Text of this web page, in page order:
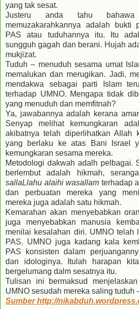
yang tak sesat.
Justeru anda tahu
memuzakarahkannya adalah bukti
PAS atau tuduhannya itu. Itu
sungguh gagah dan berani. Hujah
mukjizat.
Tuduh – menuduh sesama umat
memalukan dan merugikan. Jadi,
mendakwa sebagai parti Islam
terhadap UMNO. Mengapa tidak
yang menuduh dan memfitnah?
Ya, jawabannya adalah kerana
Senyap melihat kemungkaran
akibatnya telah diperlihatkan Allah
yang berlaku ke atas Bani Israel
kemungkaran sesama mereka.
Metodologi dakwah adalh pelbagai.
berlembut adalah hikmah,
sallaLlahu alaihi wasallam terhadap
dan perbuatan mereka yang
mereka juga adalah satu hikmah.
Kemarahan akan menyebabkan
juga menyebabkan manusia
menilai kesalahan diri. UMNO telah
PAS. UMNO juga kadang kala
PAS konsisten dalam
dan idologinya. Itulah harapan
bergelumang dalm sesatnya itu.
Tulisan ini bermaksud
UMNO sesudah mereka saling tuduh
Sumber http://